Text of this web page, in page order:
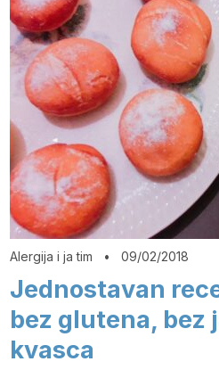
Alergija i ja tim •09/02/2018
Jednostavan
bez glutena, bez
kvasca